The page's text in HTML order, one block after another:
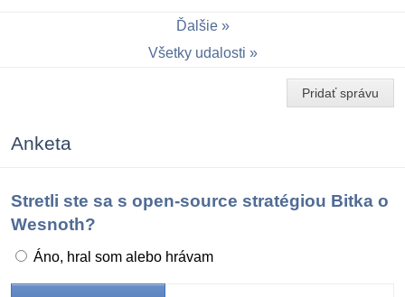
Ďalšie
Všetky udalosti
Pridať správu
Anketa
Stretli ste sa s open-source stratégiou Bitka o
Wesnoth?
Áno, hral som alebo hrávam